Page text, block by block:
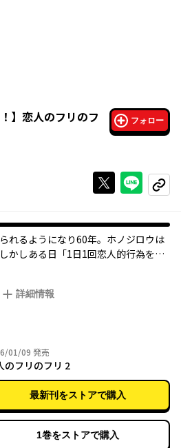
】 恋人のフリのフ
フォロー
Xで投稿する
ライン
コピー
れるようになり60年。ホノジロウは
かしある日「1日1回恋人的行為をし
詳細情報
01/09 2026年01月09日
発売
のフリのフリ 2
最新刊をストアで購入
1巻をストアで購入